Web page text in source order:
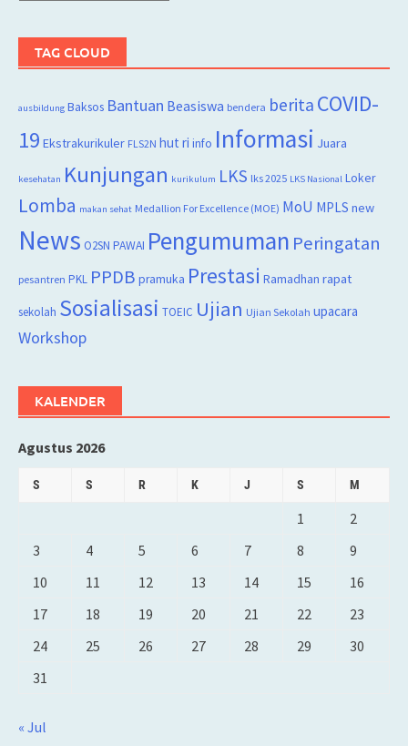
TAG CLOUD
ausbildung Baksos Bantuan Beasiswa bendera berita COVID-
19 Ekstrakurikuler FLS2N hut ri info Informasi Juara
kesehatan Kunjungan kurikulum LKS lks 2025 LKS Nasional Loker
Lomba makan sehat Medallion For Excellence (MOE) MoU MPLS new
News O2SN PAWAI Pengumuman Peringatan
pesantren PKL PPDB pramuka Prestasi Ramadhan rapat
sekolah Sosialisasi TOEIC Ujian Ujian Sekolah upacara
Workshop
KALENDER
Agustus 2026
S S R K J S M
1
2
3
4 5 6 7 8
9
10
11 12 13 14 15
16
17
18 19 20 21 22
23
24
25 26 27 28 29
30
31
« Jul